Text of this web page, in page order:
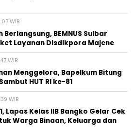
WIB
BEMNUS Sulbar
Layanan Disdikpora Majene
WIB
Menggelora, Bapelkum Bitung
HUT RI ke-81
WIB
Lapas Kelas IIB Bangko Gelar Cek
Warga Binaan, Keluarga dan